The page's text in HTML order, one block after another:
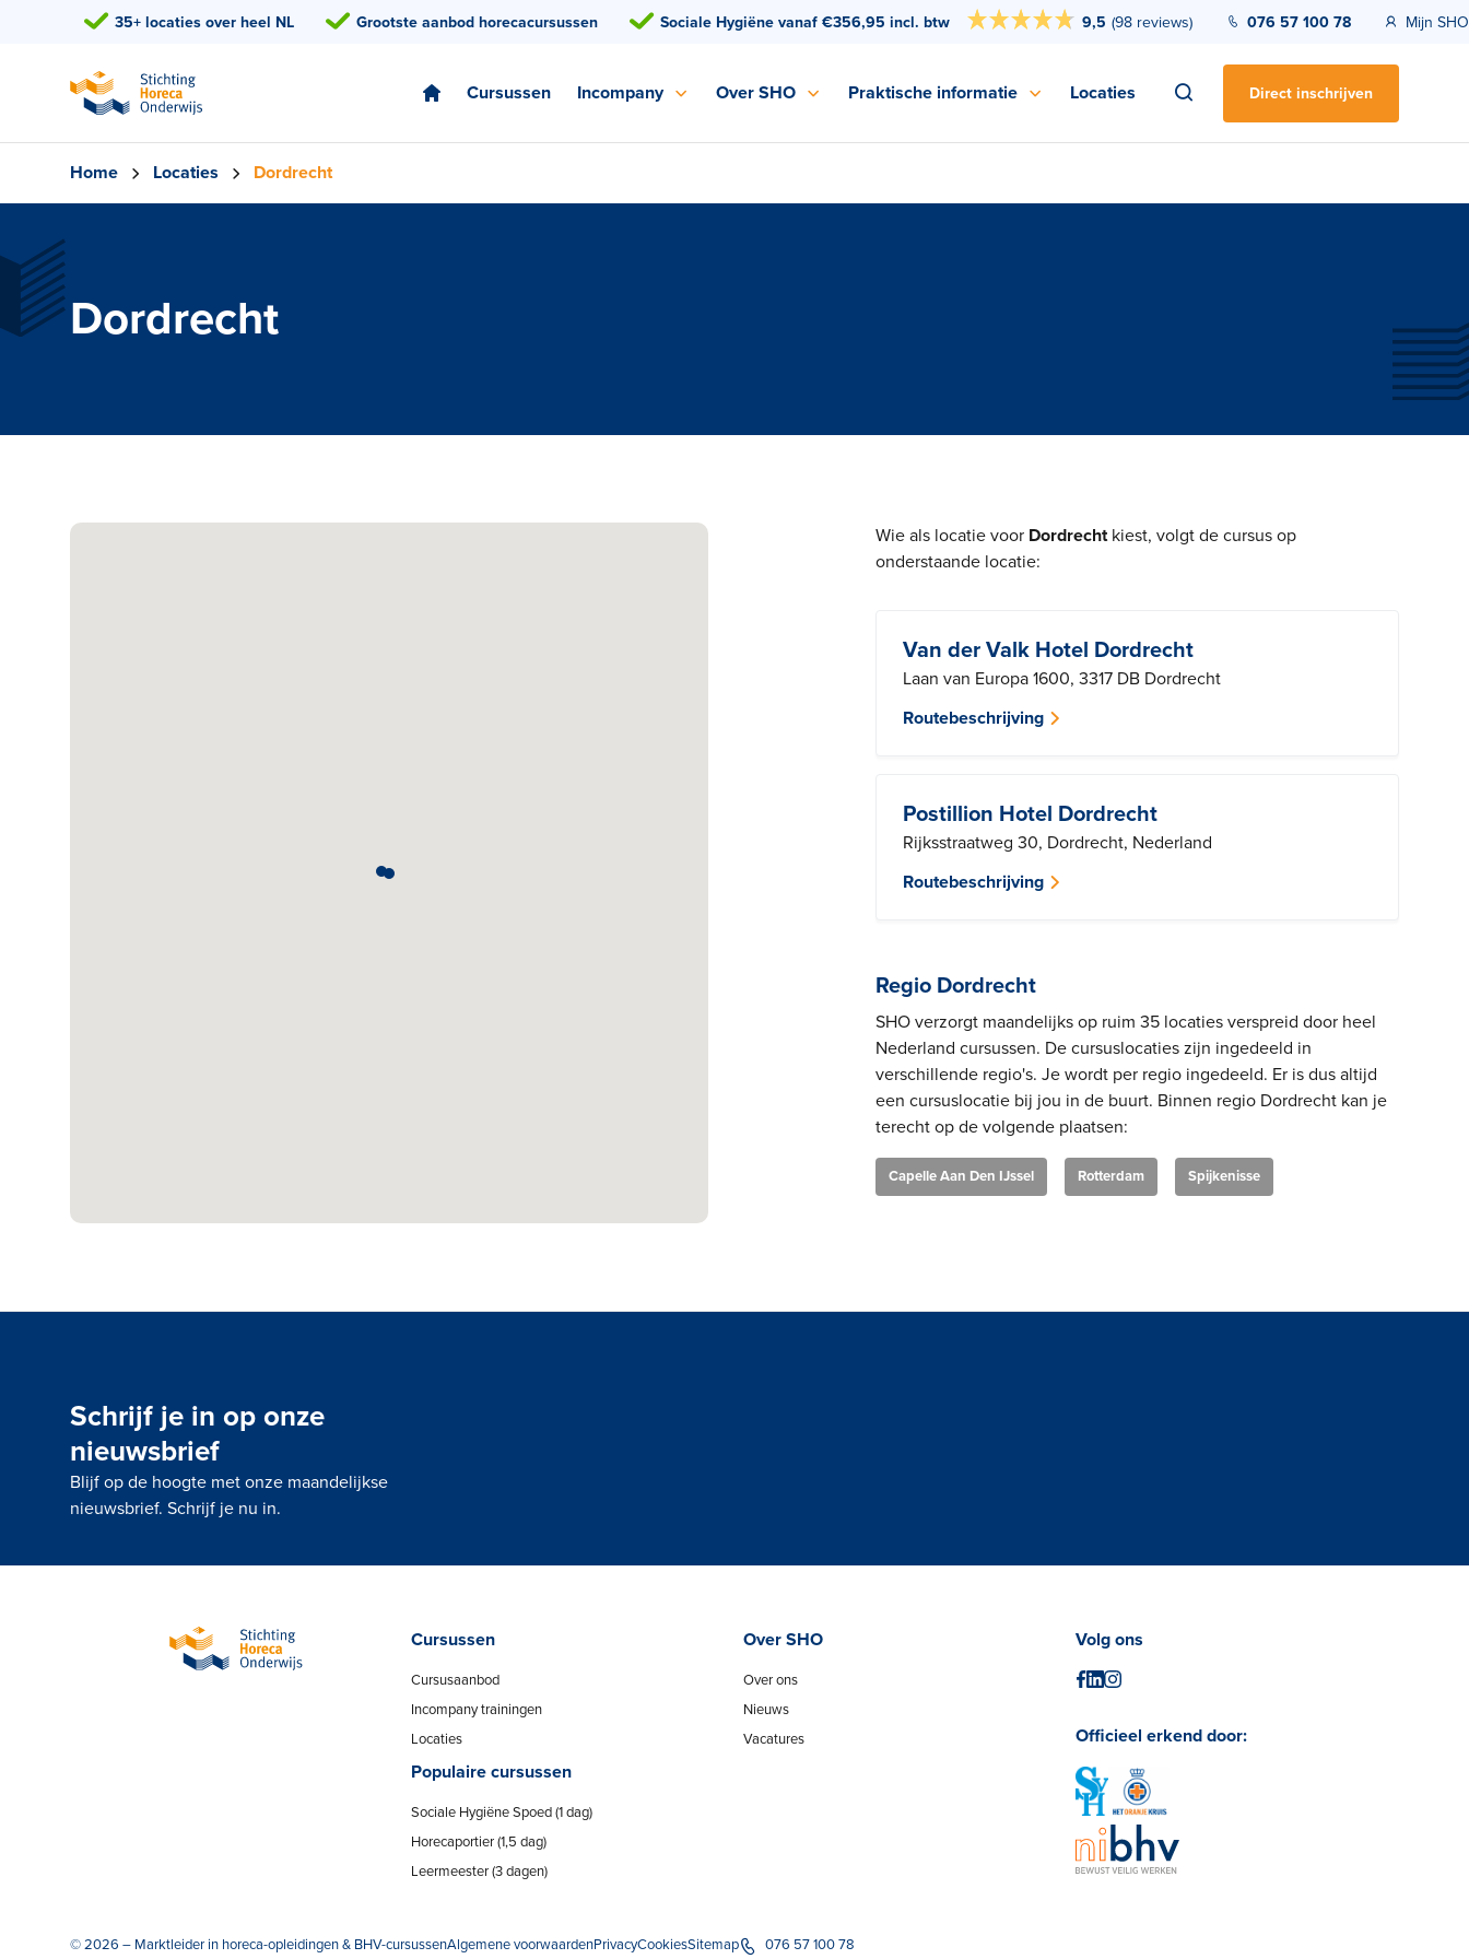
35+ locaties over heel NL Grootste aanbod horecacursussen Sociale Hygiëne vanaf €356,95 incl. btw 9,5 (98 reviews) 076 57 100 78 Mijn SHO
Cursussen Incompany Over SHO Praktische informatie Locaties Direct inschrijven
Home Locaties Dordrecht
Dordrecht
Wie als locatie voor Dordrechtkiest, volgt de cursus op
onderstaande locatie:
Van der Valk Hotel Dordrecht
Laan van Europa 1600, 3317 DB Dordrecht
Routebeschrijving
Postillion Hotel Dordrecht
Rijksstraatweg 30, Dordrecht, Nederland
Routebeschrijving
Regio Dordrecht
SHO verzorgt maandelijks op ruim 35 locaties verspreid door heel
Nederland cursussen. De cursuslocaties zijn ingedeeld in
verschillende regio's. Je wordt per regio ingedeeld. Er is dus altijd
een cursuslocatie bij jou in de buurt. Binnen regio Dordrecht kan je
terecht op de volgende plaatsen:
Capelle Aan Den IJssel Rotterdam Spijkenisse
Schrijf je in op onze
nieuwsbrief
Blijf op de hoogte met onze maandelijkse
nieuwsbrief. Schrijf je nu in.
Cursussen
Cursusaanbod
Incompany trainingen
Locaties
Populaire cursussen
Sociale Hygiëne Spoed (1 dag)
Horecaportier (1,5 dag)
Leermeester (3 dagen)
Over SHO
Over ons
Nieuws
Vacatures
Volg ons
Officieel erkend door:
© 2026 – Marktleider in horeca-opleidingen & BHV-cursussenAlgemene voorwaardenPrivacyCookiesSitemap 076 57 100 78